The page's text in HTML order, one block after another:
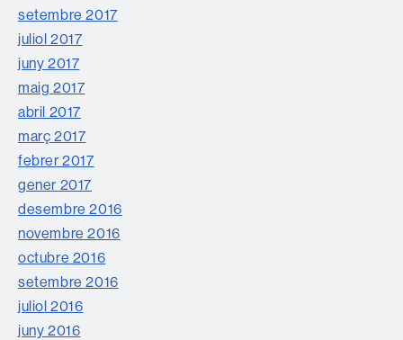
setembre 2017
juliol 2017
juny 2017
maig 2017
abril 2017
març 2017
febrer 2017
gener 2017
desembre 2016
novembre 2016
octubre 2016
setembre 2016
juliol 2016
juny 2016